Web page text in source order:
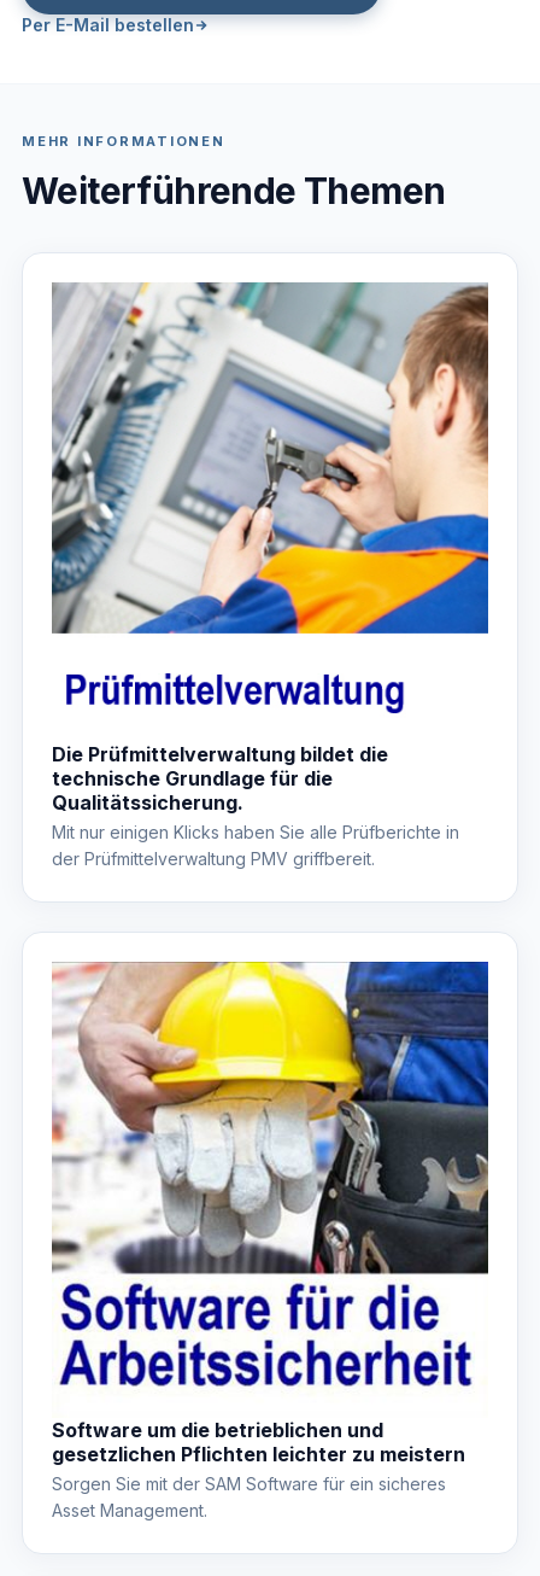
Per E-Mail bestellen
MEHR INFORMATIONEN
Weiterführende Themen
Die Prüfmittelverwaltung bildet die
technische Grundlage für die
Qualitätssicherung.
Mit nur einigen Klicks haben Sie alle Prüfberichte in
der Prüfmittelverwaltung PMV griffbereit.
Software um die betrieblichen und
gesetzlichen Pflichten leichter zu meistern
Sorgen Sie mit der SAM Software für ein sicheres
Asset Management.